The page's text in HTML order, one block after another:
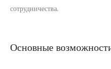
сотрудничества.
Основные